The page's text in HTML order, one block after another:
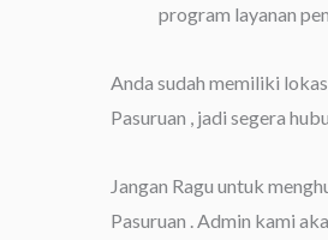
program layanan
Anda sudah memiliki
Pasuruan , jadi segera
Jangan Ragu untuk
Pasuruan . Admin kami